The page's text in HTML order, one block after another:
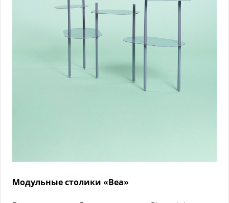
Модульные столики «Bea»